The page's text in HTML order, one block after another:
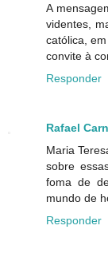
A
videntes,
católica,
convite à
Responder
Rafael
Maria
sobre
foma de
mundo de
Responder